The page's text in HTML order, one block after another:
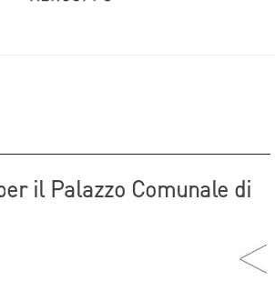
il Palazzo Comunale di